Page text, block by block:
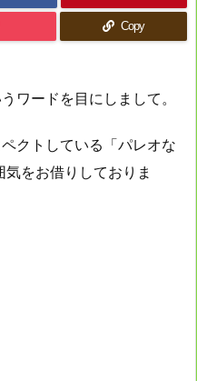
Copy
ワードを目にしまして。
クトしている「パレオな
をお借りしておりま